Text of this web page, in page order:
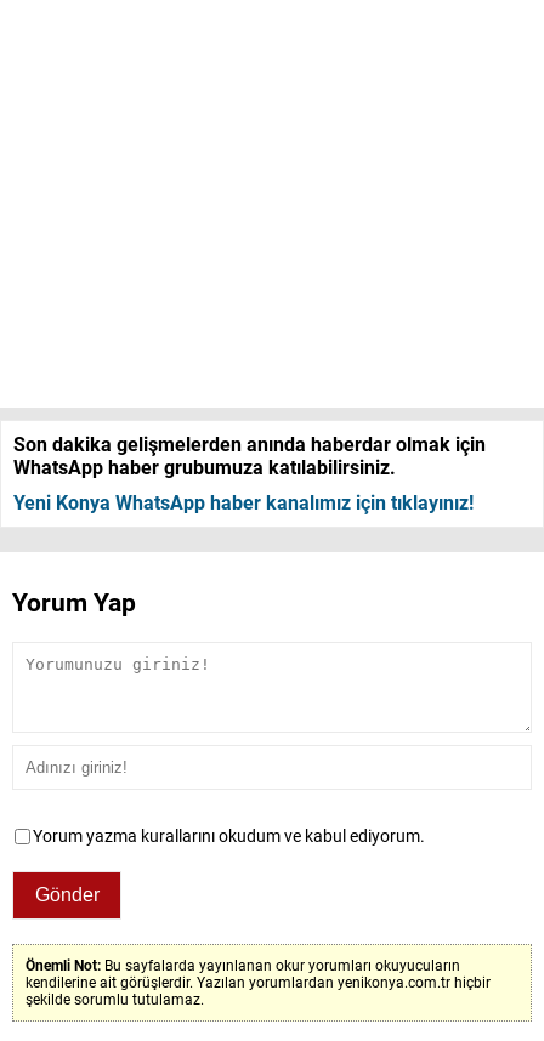
Son dakika gelişmelerden anında haberdar olmak için
WhatsApp haber grubumuza katılabilirsiniz.
Yeni Konya WhatsApp haber kanalımız için tıklayınız!
Yorum Yap
Yorum yazma kurallarını okudum ve kabul ediyorum.
Önemli Not: Bu sayfalarda yayınlanan okur yorumları okuyucuların
kendilerine ait görüşlerdir. Yazılan yorumlardan yenikonya.com.tr hiçbir
şekilde sorumlu tutulamaz.